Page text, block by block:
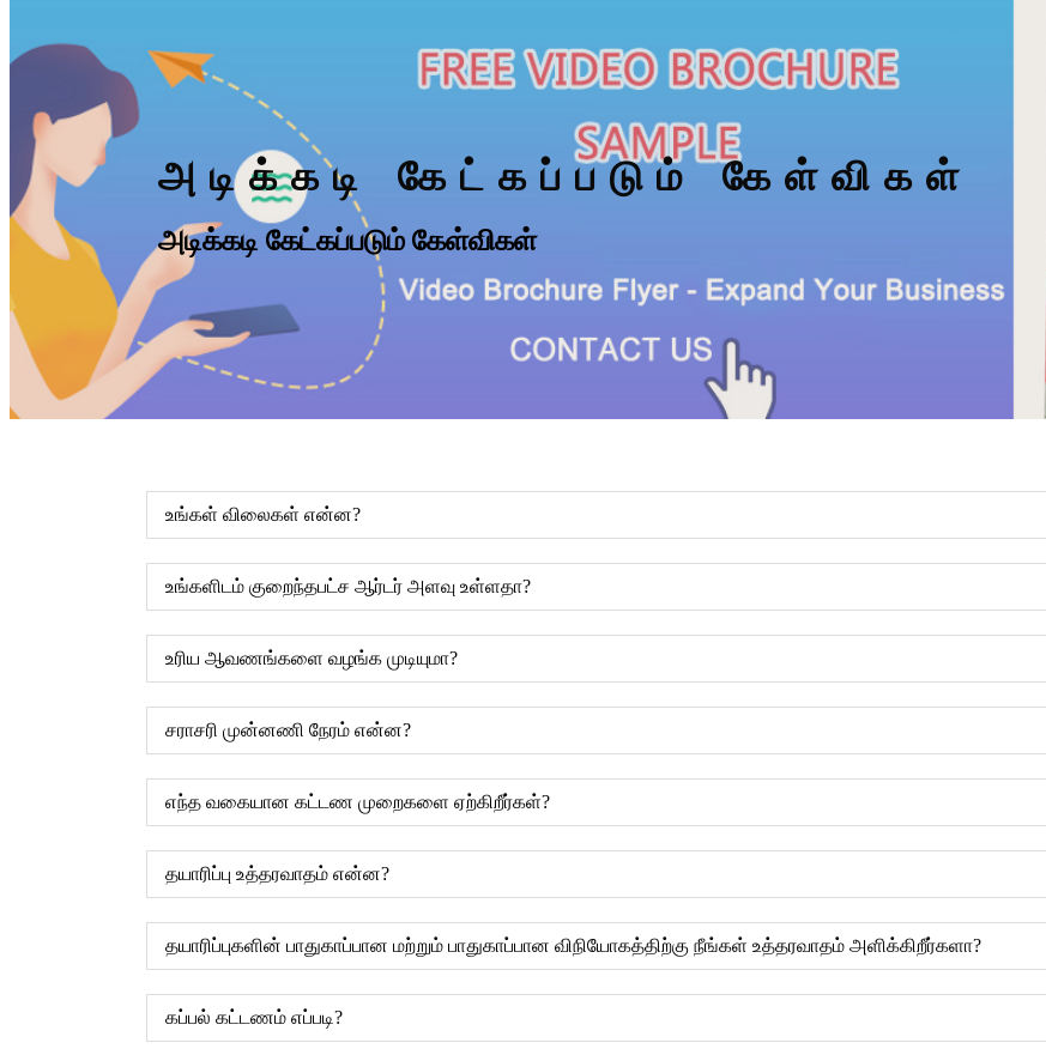
அடிக்கடி கேட்கப்படும் கேள்விகள்
அடிக்கடி கேட்கப்படும் கேள்விகள்
உங்கள் விலைகள் என்ன?
உங்களிடம் குறைந்தபட்ச ஆர்டர் அளவு உள்ளதா?
உரிய ஆவணங்களை வழங்க முடியுமா?
சராசரி முன்னணி நேரம் என்ன?
எந்த வகையான கட்டண முறைகளை ஏற்கிறீர்கள்?
தயாரிப்பு உத்தரவாதம் என்ன?
தயாரிப்புகளின் பாதுகாப்பான மற்றும் பாதுகாப்பான விநியோகத்திற்கு நீங்கள் உத்தரவாதம் அளிக்கிறீர்களா?
கப்பல் கட்டணம் எப்படி?